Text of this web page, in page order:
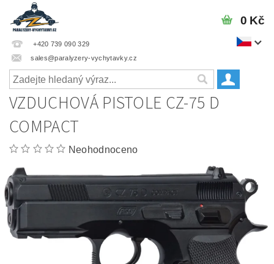
+420 739 090 329
sales@paralyzery-vychytavky.cz
0 Kč
VZDUCHOVÁ PISTOLE CZ-75 D
COMPACT
Neohodnoceno